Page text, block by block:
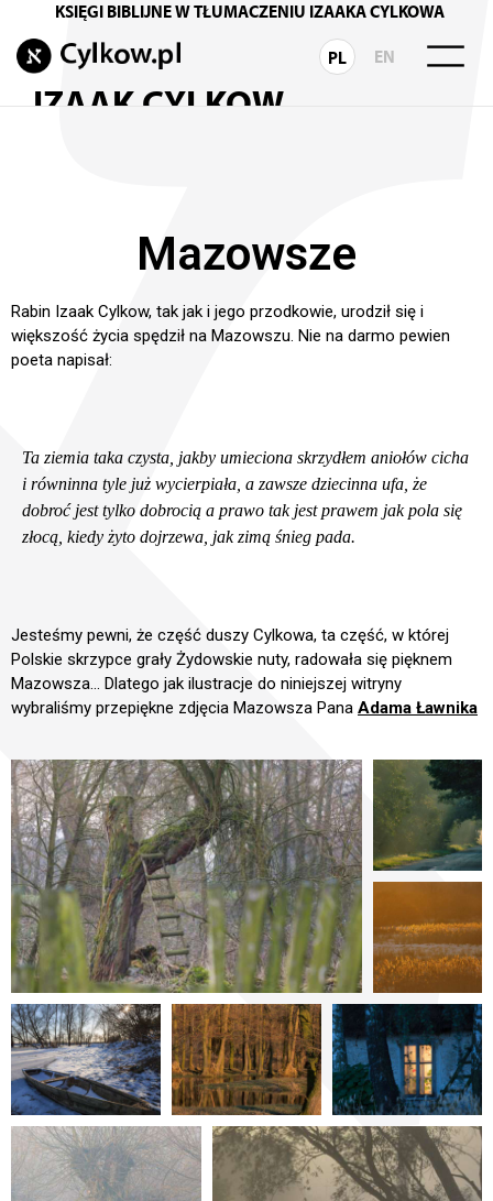
KSIĘGI BIBLIJNE W TŁUMACZENIU IZAAKA CYLKOWA
PL EN
IZAAK CYLKOW
INSPIRACJE
Monodram TERTIUM
Wokół Księgi Hioba
TORA
Tora w przekładzie Izaaka Cylkowa
Tora Cylkowa jako eBook
Tora jako AudioBook
Tora Cylkowa w druku
PROROCY i PISMA
Księgi Jozuego
Księgi Pięciu Zwojów (Hamesz Megilot)
Księga Samuela
Księga Przypowieści Salomona
Księgi Sędziów
Księgi Królów
Księga Jeremiasza
12 Mniejszych Proroków
Mazowsze
Sklep
Polityka Prywatności
Kontakt
PL EN
Mazowsze
Rabin Izaak Cylkow, tak jak i jego przodkowie, urodził się i
większość życia spędził na Mazowszu. Nie na darmo pewien
poeta napisał:
Ta ziemia taka czysta, jakby umieciona skrzydłem aniołów cicha
i równinna tyle już wycierpiała, a zawsze dziecinna ufa, że
dobroć jest tylko dobrocią a prawo tak jest prawem jak pola się
złocą, kiedy żyto dojrzewa, jak zimą śnieg pada.
Jesteśmy pewni, że część duszy Cylkowa, ta część, w której
Polskie skrzypce grały Żydowskie nuty, radowała się pięknem
Mazowsza… Dlatego jak ilustracje do niniejszej witryny
wybraliśmy przepiękne zdjęcia Mazowsza Pana Adama Ławnika